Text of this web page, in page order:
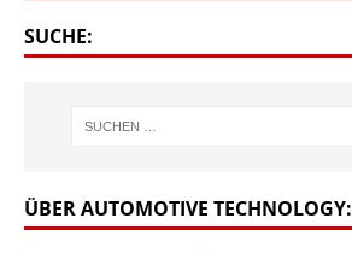
SUCHE:
ÜBER AUTOMOTIVE TECHNOLOGY: